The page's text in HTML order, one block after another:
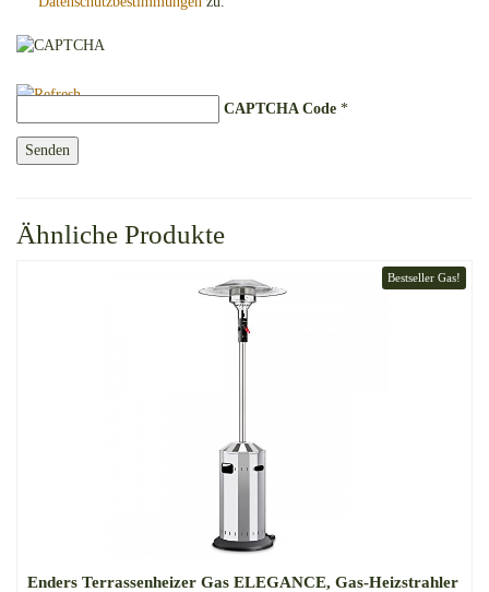
CAPTCHA Code *
Ähnliche Produkte
Bestseller Gas!
Enders Terrassenheizer Gas ELEGANCE, Gas-Heizstrahler